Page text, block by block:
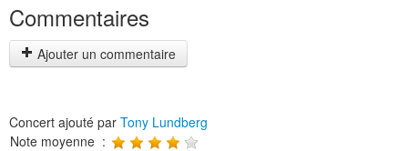
Commentaires
Ajouter un commentaire
Concert ajouté par Tony Lundberg
Note moyenne :